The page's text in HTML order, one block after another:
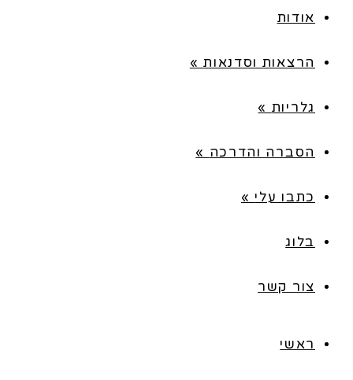
אודות
הרצאות וסדנאות»
גלריות »
הסברה והדרכה »
כתבו עלי »
בלוג
צור קשר
ראשי